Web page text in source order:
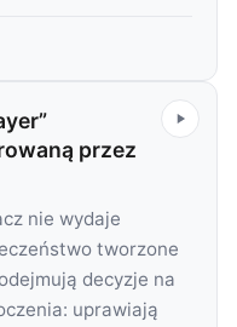
przez
nie wydaje
tworzone
decyzje na
uprawiają